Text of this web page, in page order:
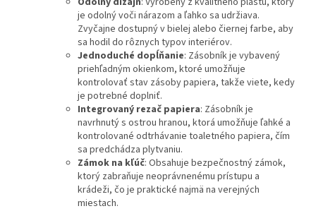
je odolný voči nárazom a ľahko sa udržiava.
Zvyčajne dostupný v bielej alebo čiernej farbe, aby
sa hodil do rôznych typov interiérov.
Jednoduché dopĺňanie: Zásobník je vybavený
priehľadným okienkom, ktoré umožňuje
kontrolovať stav zásoby papiera, takže viete, kedy
je potrebné doplniť.
Integrovaný rezač papiera: Zásobník je
navrhnutý s ostrou hranou, ktorá umožňuje ľahké a
kontrolované odtrhávanie toaletného papiera, čím
sa predchádza plytvaniu.
Zámok na kľúč: Obsahuje bezpečnostný zámok,
ktorý zabraňuje neoprávnenému prístupu a
krádeži, čo je praktické najmä na verejných
miestach.